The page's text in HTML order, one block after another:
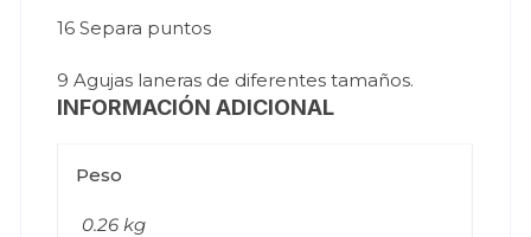
16 Separa puntos
9 Agujas laneras de diferentes tamaños.
INFORMACIÓN ADICIONAL
Peso
0.26 kg